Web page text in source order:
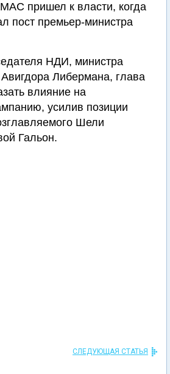
пришел к власти, когда
пост премьер-министра
НДИ, министра
Либермана, глава
влияние на
усилив позиции
Шели
Гальон.
СЛЕДУЮЩАЯ СТАТЬЯ